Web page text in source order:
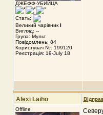
ДЖЕФФ-УБИЙЦА
Стать:
Великий чарівник I
Вигляд: --
Група: Мульт
Повідомлень: 84
Користувач №: 199120
Реєстрація: 19-July 18
Alexi Laiho
Offline